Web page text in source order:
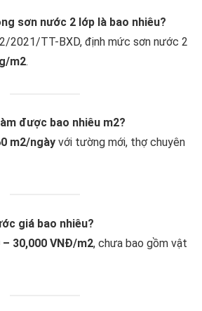
sơn nước 2 lớp là bao nhiêu?
2021/TT-BXD, định mức sơn nước 2
m2.
được bao nhiêu m2?
m2/ngày với tường mới, thợ chuyên
giá bao nhiêu?
– 30,000 VNĐ/m2, chưa bao gồm vật